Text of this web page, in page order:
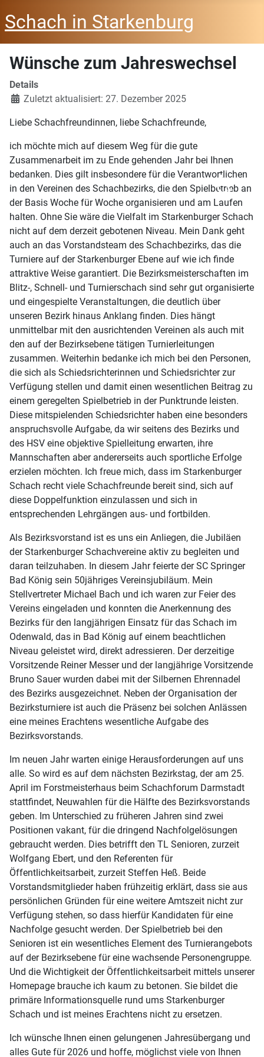
Schach in Starkenburg
Wünsche zum Jahreswechsel
Details
Zuletzt aktualisiert: 27. Dezember 2025
Liebe Schachfreundinnen, liebe Schachfreunde,
ich möchte mich auf diesem Weg für die gute
Zusammenarbeit im zu Ende gehenden Jahr bei Ihnen
bedanken. Dies gilt insbesondere für die Verantwortlichen
in den Vereinen des Schachbezirks, die den Spielbetrieb an
der Basis Woche für Woche organisieren und am Laufen
halten. Ohne Sie wäre die Vielfalt im Starkenburger Schach
nicht auf dem derzeit gebotenen Niveau. Mein Dank geht
auch an das Vorstandsteam des Schachbezirks, das die
Turniere auf der Starkenburger Ebene auf wie ich finde
attraktive Weise garantiert. Die Bezirksmeisterschaften im
Blitz-, Schnell- und Turnierschach sind sehr gut organisierte
und eingespielte Veranstaltungen, die deutlich über
unseren Bezirk hinaus Anklang finden. Dies hängt
unmittelbar mit den ausrichtenden Vereinen als auch mit
den auf der Bezirksebene tätigen Turnierleitungen
zusammen. Weiterhin bedanke ich mich bei den Personen,
die sich als Schiedsrichterinnen und Schiedsrichter zur
Verfügung stellen und damit einen wesentlichen Beitrag zu
einem geregelten Spielbetrieb in der Punktrunde leisten.
Diese mitspielenden Schiedsrichter haben eine besonders
anspruchsvolle Aufgabe, da wir seitens des Bezirks und
des HSV eine objektive Spielleitung erwarten, ihre
Mannschaften aber andererseits auch sportliche Erfolge
erzielen möchten. Ich freue mich, dass im Starkenburger
Schach recht viele Schachfreunde bereit sind, sich auf
diese Doppelfunktion einzulassen und sich in
entsprechenden Lehrgängen aus- und fortbilden.
Als Bezirksvorstand ist es uns ein Anliegen, die Jubiläen
der Starkenburger Schachvereine aktiv zu begleiten und
daran teilzuhaben. In diesem Jahr feierte der SC Springer
Bad König sein 50jähriges Vereinsjubiläum. Mein
Stellvertreter Michael Bach und ich waren zur Feier des
Vereins eingeladen und konnten die Anerkennung des
Bezirks für den langjährigen Einsatz für das Schach im
Odenwald, das in Bad König auf einem beachtlichen
Niveau geleistet wird, direkt adressieren. Der derzeitige
Vorsitzende Reiner Messer und der langjährige Vorsitzende
Bruno Sauer wurden dabei mit der Silbernen Ehrennadel
des Bezirks ausgezeichnet. Neben der Organisation der
Bezirksturniere ist auch die Präsenz bei solchen Anlässen
eine meines Erachtens wesentliche Aufgabe des
Bezirksvorstands.
Im neuen Jahr warten einige Herausforderungen auf uns
alle. So wird es auf dem nächsten Bezirkstag, der am 25.
April im Forstmeisterhaus beim Schachforum Darmstadt
stattfindet, Neuwahlen für die Hälfte des Bezirksvorstands
geben. Im Unterschied zu früheren Jahren sind zwei
Positionen vakant, für die dringend Nachfolgelösungen
gebraucht werden. Dies betrifft den TL Senioren, zurzeit
Wolfgang Ebert, und den Referenten für
Öffentlichkeitsarbeit, zurzeit Steffen Heß. Beide
Vorstandsmitglieder haben frühzeitig erklärt, dass sie aus
persönlichen Gründen für eine weitere Amtszeit nicht zur
Verfügung stehen, so dass hierfür Kandidaten für eine
Nachfolge gesucht werden. Der Spielbetrieb bei den
Senioren ist ein wesentliches Element des Turnierangebots
auf der Bezirksebene für eine wachsende Personengruppe.
Und die Wichtigkeit der Öffentlichkeitsarbeit mittels unserer
Homepage brauche ich kaum zu betonen. Sie bildet die
primäre Informationsquelle rund ums Starkenburger
Schach und ist meines Erachtens nicht zu ersetzen.
Ich wünsche Ihnen einen gelungenen Jahresübergang und
alles Gute für 2026 und hoffe, möglichst viele von Ihnen
♿